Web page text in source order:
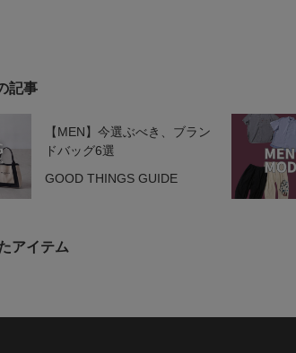
記事
【MEN】今選ぶべき、ブラン
ドバッグ6選
GOOD THINGS GUIDE
アイテム